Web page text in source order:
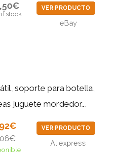
stock
VER PRODUCTO
eBay
soporte para botella,
juguete mordedor...
VER PRODUCTO
Aliexpress